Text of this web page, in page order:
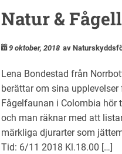
Natur &
9 oktober, 2018 av
Lena Bondestad från
berättar om sina
Fågelfaunan i Colombia hör
och man räknar med att
märkliga djurarter som
Tid: 6/11 2018 Kl.18.00 […]